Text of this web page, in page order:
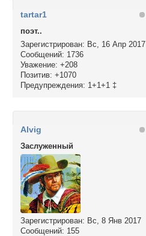
tartar1
поэт..
Зарегистрирован: Вс, 16 Апр 2017
Сообщений: 1736
Уважение: +208
Позитив: +1070
Предупреждения: 1+1+1 ‡
Alvig
Заслуженный
Зарегистрирован: Вс, 8 Янв 2017
Сообщений: 155